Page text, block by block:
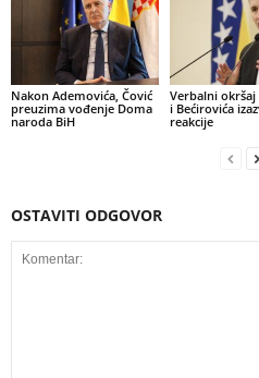
Nakon Ademovića, Čović
preuzima vođenje Doma
naroda BiH
Verbalni okršaj
i Bećirovića
reakcije
OSTAVITI ODGOVOR